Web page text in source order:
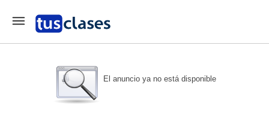
El anuncio ya no está disponible